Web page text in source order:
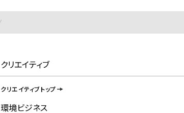
クリエイティブ
クリエイティブトップ
環境ビジネス